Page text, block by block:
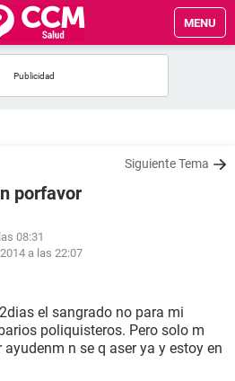
MENU
Siguiente Tema
porfavor
08:31
a las 22:07
el sangrado no para mi
poliquisteros. Pero solo m
n se q aser ya y estoy en